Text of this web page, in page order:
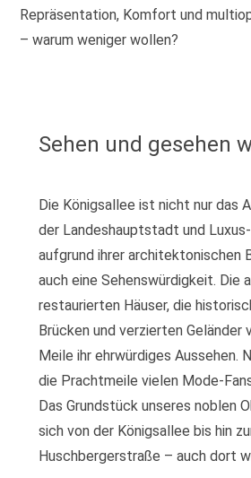
Repräsentation, Komfort und
– warum weniger wollen?
Sehen und gesehen
Die Königsallee ist nicht nur das
der Landeshauptstadt und
aufgrund ihrer architektonischen
auch eine Sehenswürdigkeit. Die
restaurierten Häuser, die
Brücken und verzierten Geländer
Meile ihr ehrwürdiges Aussehen.
die Prachtmeile vielen Mode-
Das Grundstück unseres noblen
sich von der Königsallee bis hin
Huschbergerstraße – auch dort